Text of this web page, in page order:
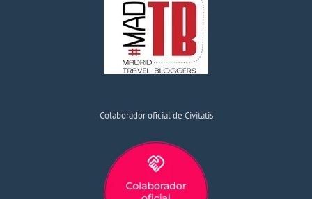
Colaborador oficial de Civitatis